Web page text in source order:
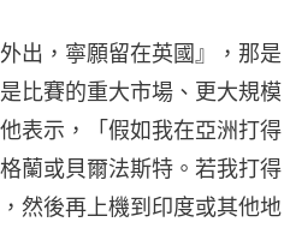
出，寧願留在英國』，那是
比賽的重大市場、更大規模
表示，「假如我在亞洲打得
蘭或貝爾法斯特。若我打得
然後再上機到印度或其他地